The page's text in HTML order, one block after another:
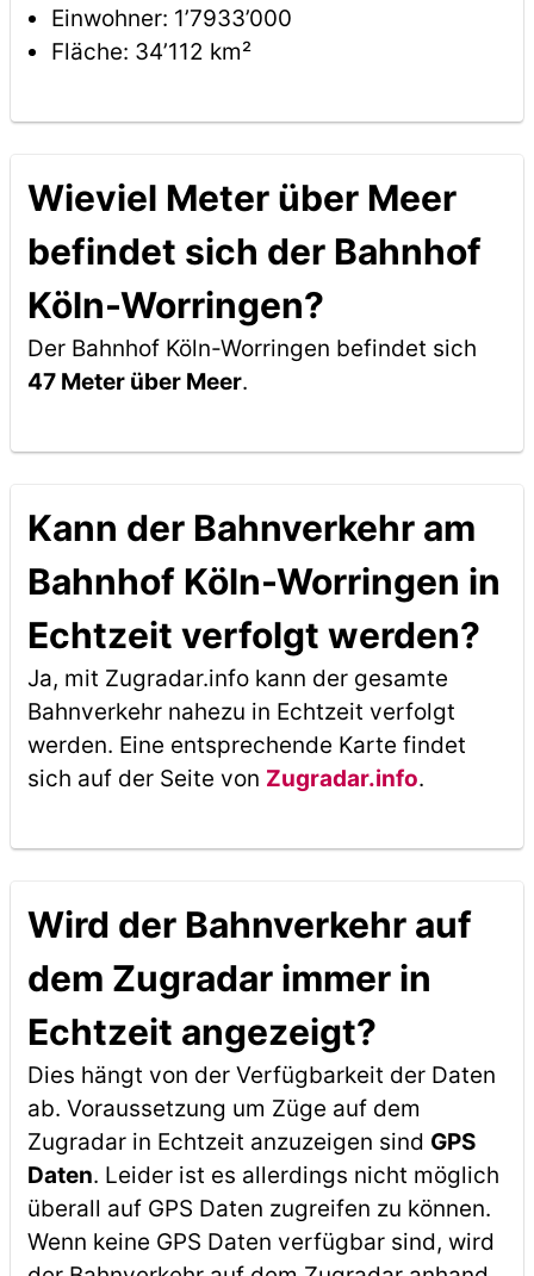
Einwohner: 1’7933’000
Fläche: 34’112 km²
Wieviel Meter über Meer
befindet sich der Bahnhof
Köln-Worringen?
Der Bahnhof Köln-Worringen befindet sich
47 Meter über Meer.
Kann der Bahnverkehr am
Bahnhof Köln-Worringen in
Echtzeit verfolgt werden?
Ja, mit Zugradar.info kann der gesamte
Bahnverkehr nahezu in Echtzeit verfolgt
werden. Eine entsprechende Karte findet
sich auf der Seite von Zugradar.info.
Wird der Bahnverkehr auf
dem Zugradar immer in
Echtzeit angezeigt?
Dies hängt von der Verfügbarkeit der Daten
ab. Voraussetzung um Züge auf dem
Zugradar in Echtzeit anzuzeigen sind GPS
Daten. Leider ist es allerdings nicht möglich
überall auf GPS Daten zugreifen zu können.
Wenn keine GPS Daten verfügbar sind, wird